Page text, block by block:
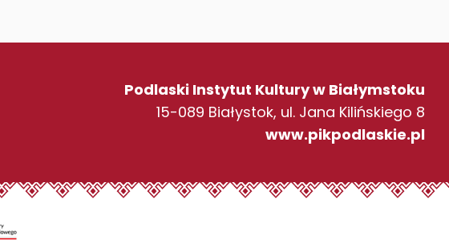
Podlaski Instytut Kultury w Białymstoku
15-089 Białystok, ul. Jana Kilińskiego 8
www.pikpodlaskie.pl